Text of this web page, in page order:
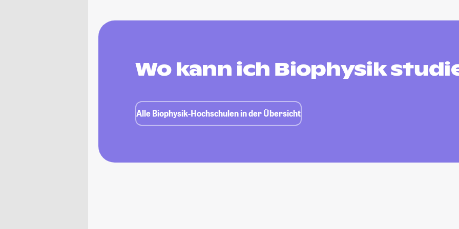
Wo kann ich Biophysik
Alle Biophysik-Hochschulen in der Übersicht